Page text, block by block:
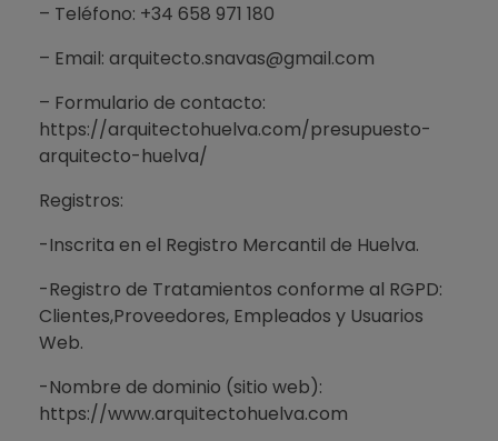
– Teléfono: +34 658 971 180
– Email: arquitecto.snavas@gmail.com
– Formulario de contacto:
https://arquitectohuelva.com/presupuesto-
arquitecto-huelva/
Registros:
-Inscrita en el Registro Mercantil de Huelva.
-Registro de Tratamientos conforme al RGPD:
Clientes,Proveedores, Empleados y Usuarios
Web.
-Nombre de dominio (sitio web):
https://www.arquitectohuelva.com